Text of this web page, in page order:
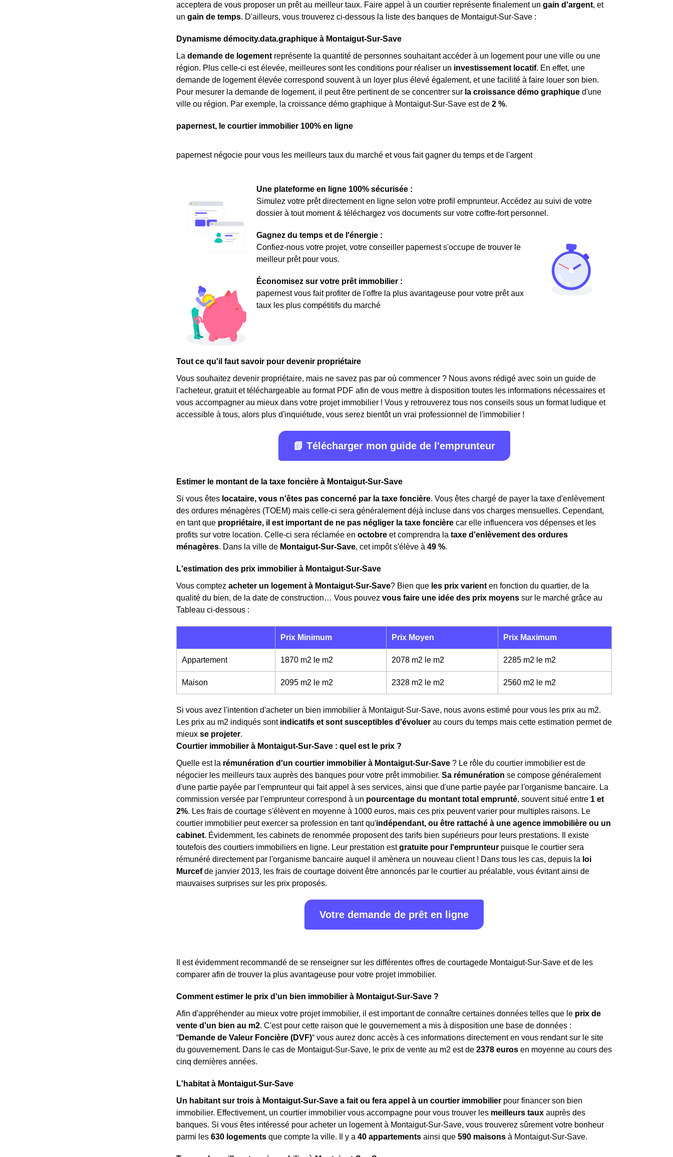
acceptera de vous proposer un prêt au meilleur taux. Faire appel à un courtier représente finalement un gain d'argent, et
un gain de temps. D'ailleurs, vous trouverez ci-dessous la liste des banques de Montaigut-Sur-Save :
Dynamisme démocity.data.graphique à Montaigut-Sur-Save
La demande de logement représente la quantité de personnes souhaitant accéder à un logement pour une ville ou une
région. Plus celle-ci est élevée, meilleures sont les conditions pour réaliser un investissement locatif. En effet, une
demande de logement élevée correspond souvent à un loyer plus élevé également, et une facilité à faire louer son bien.
Pour mesurer la demande de logement, il peut être pertinent de se concentrer sur la croissance démo graphique d'une
ville ou région. Par exemple, la croissance démo graphique à Montaigut-Sur-Save est de 2 %.
papernest, le courtier immobilier 100% en ligne
papernest négocie pour vous les meilleurs taux du marché et vous fait gagner du temps et de l'argent
Une plateforme en ligne 100% sécurisée :
Simulez votre prêt directement en ligne selon votre profil emprunteur. Accédez au suivi de votre
dossier à tout moment & téléchargez vos documents sur votre coffre-fort personnel.
Gagnez du temps et de l'énergie :
Confiez-nous votre projet, votre conseiller papernest s'occupe de trouver le
meilleur prêt pour vous.
Économisez sur votre prêt immobilier :
papernest vous fait profiter de l'offre la plus avantageuse pour votre prêt aux
taux les plus compétitifs du marché
Tout ce qu'il faut savoir pour devenir propriétaire
Vous souhaitez devenir propriétaire, mais ne savez pas par où commencer ? Nous avons rédigé avec soin un guide de
l'acheteur, gratuit et téléchargeable au format PDF afin de vous mettre à disposition toutes les informations nécessaires et
vous accompagner au mieux dans votre projet immobilier ! Vous y retrouverez tous nos conseils sous un format ludique et
accessible à tous, alors plus d'inquiétude, vous serez bientôt un vrai professionnel de l'immobilier !
📗 Télécharger mon guide de l'emprunteur
Estimer le montant de la taxe foncière à Montaigut-Sur-Save
Si vous êtes locataire, vous n'êtes pas concerné par la taxe foncière. Vous êtes chargé de payer la taxe d'enlèvement
des ordures ménagères (TOEM) mais celle-ci sera généralement déjà incluse dans vos charges mensuelles. Cependant,
en tant que propriétaire, il est important de ne pas négliger la taxe foncière car elle influencera vos dépenses et les
profits sur votre location. Celle-ci sera réclamée en octobre et comprendra la taxe d'enlèvement des ordures
ménagères. Dans la ville de Montaigut-Sur-Save, cet impôt s'élève à 49 %.
L'estimation des prix immobilier à Montaigut-Sur-Save
Vous comptez acheter un logement à Montaigut-Sur-Save? Bien que les prix varient en fonction du quartier, de la
qualité du bien, de la date de construction… Vous pouvez vous faire une idée des prix moyens sur le marché grâce au
Tableau ci-dessous :
Prix Minimum Prix Moyen Prix Maximum
Appartement 1870 m2 le m2 2078 m2 le m2 2285 m2 le m2
Maison 2095 m2 le m2 2328 m2 le m2 2560 m2 le m2
Si vous avez l'intention d'acheter un bien immobilier à Montaigut-Sur-Save, nous avons estimé pour vous les prix au m2.
Les prix au m2 indiqués sont indicatifs et sont susceptibles d'évoluer au cours du temps mais cette estimation permet de
mieux se projeter.
Courtier immobilier à Montaigut-Sur-Save : quel est le prix ?
Quelle est la rémunération d'un courtier immobilier à Montaigut-Sur-Save ? Le rôle du courtier immobilier est de
négocier les meilleurs taux auprès des banques pour votre prêt immobilier. Sa rémunération se compose généralement
d'une partie payée par l'emprunteur qui fait appel à ses services, ainsi que d'une partie payée par l'organisme bancaire. La
commission versée par l'emprunteur correspond à un pourcentage du montant total emprunté, souvent situé entre 1 et
2%. Les frais de courtage s'élèvent en moyenne à 1000 euros, mais ces prix peuvent varier pour multiples raisons. Le
courtier immobilier peut exercer sa profession en tant qu'indépendant, ou être rattaché à une agence immobilière ou un
cabinet. Évidemment, les cabinets de renommée proposent des tarifs bien supérieurs pour leurs prestations. Il existe
toutefois des courtiers immobiliers en ligne. Leur prestation estgratuite pour l'emprunteur puisque le courtier sera
rémunéré directement par l'organisme bancaire auquel il amènera un nouveau client ! Dans tous les cas, depuis la loi
Murcefde janvier 2013, les frais de courtage doivent être annoncés par le courtier au préalable, vous évitant ainsi de
mauvaises surprises sur les prix proposés.
Votre demande de prêt en ligne
Il est évidemment recommandé de se renseigner sur les différentes offres de courtagede Montaigut-Sur-Save et de les
comparer afin de trouver la plus avantageuse pour votre projet immobilier.
Comment estimer le prix d'un bien immobilier à Montaigut-Sur-Save ?
Afin d'appréhender au mieux votre projet immobilier, il est important de connaître certaines données telles que le prix de
vente d'un bien au m2. C'est pour cette raison que le gouvernement a mis à disposition une base de données :
“Demande de Valeur Foncière (DVF)“ vous aurez donc accès à ces informations directement en vous rendant sur le site
du gouvernement. Dans le cas de Montaigut-Sur-Save, le prix de vente au m2 est de 2378 euros en moyenne au cours des
cinq dernières années.
L'habitat à Montaigut-Sur-Save
Un habitant sur trois à Montaigut-Sur-Save a fait ou fera appel à un courtier immobilier pour financer son bien
immobilier. Effectivement, un courtier immobilier vous accompagne pour vous trouver les meilleurs taux auprès des
banques. Si vous êtes intéressé pour acheter un logement à Montaigut-Sur-Save, vous trouverez sûrement votre bonheur
parmi les 630 logements que compte la ville. Il y a 40 appartements ainsi que 590 maisons à Montaigut-Sur-Save.